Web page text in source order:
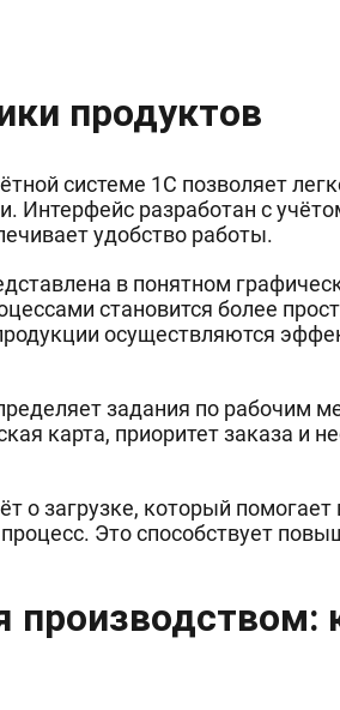
продуктов
системе 1С позволяет
разработан с
удобство работы.
в понятном
становится более
осуществляются
задания по рабочим
карта, приоритет заказа и
о загрузке, который
Это способствует